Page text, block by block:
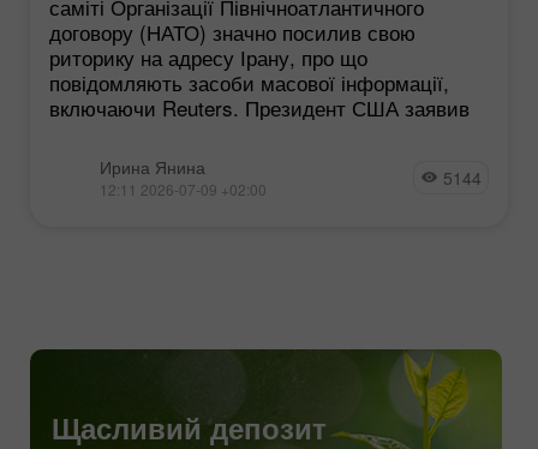
саміті Організації Північноатлантичного
договору (НАТО) значно посилив свою
риторику на адресу Ірану, про що
повідомляють засоби масової інформації,
включаючи Reuters. Президент США заявив
Ирина Янина
12:11 2026-07-09 +02:00 5144
Щасливий депозит